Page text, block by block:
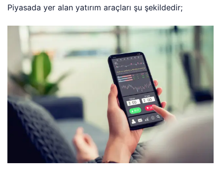
Piyasada yer alan yatırım araçları şu şekildedir;